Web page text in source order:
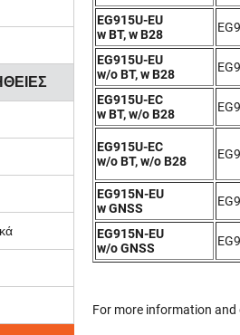
EG915U-EU
w BT, w B28
EG915U-EU
w/o BT, w B28
EG915U-EC
w BT, w/o B28
EG915U-EC
w/o BT, w/o B28
EG915N-EU
w GNSS
EG915N-EU
w/o GNSS
For more information